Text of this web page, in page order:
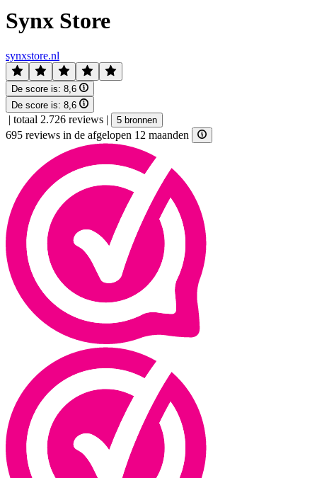
Synx Store
synxstore.nl
De score is: 8,6
De score is: 8,6
| totaal 2.726 reviews | 5 bronnen
695 reviews in de afgelopen 12 maanden